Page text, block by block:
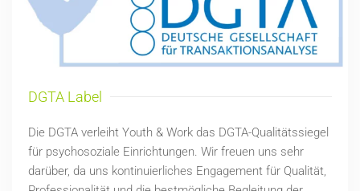
DGTA Label
Die DGTA verleiht Youth & Work das DGTA-Qualitätssiegel
für psychosoziale Einrichtungen. Wir freuen uns sehr
darüber, da uns kontinuierliches Engagement für Qualität,